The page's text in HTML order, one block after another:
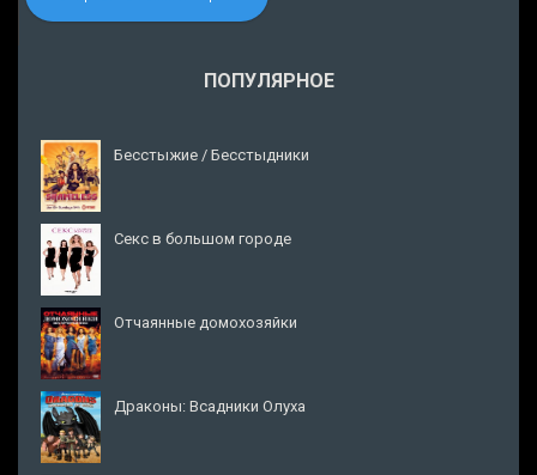
ПОПУЛЯРНОЕ
Бесстыжие / Бесстыдники
Секс в большом городе
Отчаянные домохозяйки
Драконы: Всадники Олуха